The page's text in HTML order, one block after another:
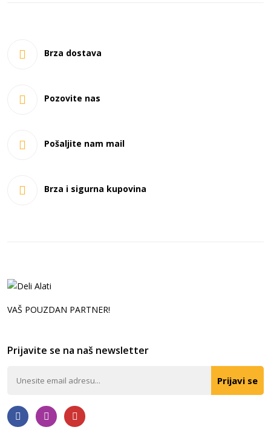
Brza dostava
Pozovite nas
Pošaljite nam mail
Brza i sigurna kupovina
VAŠ POUZDAN PARTNER!
Prijavite se na naš newsletter
Prijavi se